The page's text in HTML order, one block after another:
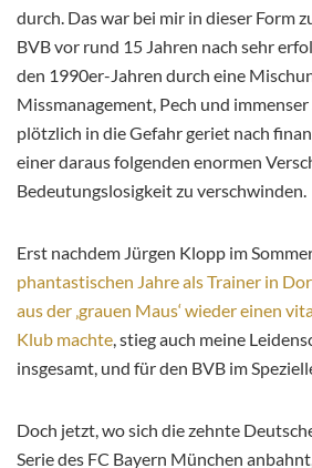
durch. Das war bei mir in dieser Form
BVB vor rund 15 Jahren nach sehr
den 1990er-Jahren durch eine
Missmanagement, Pech und
plötzlich in die Gefahr geriet nach
einer daraus folgenden enormen
Bedeutungslosigkeit zu verschwinden.
Erst nachdem Jürgen Klopp im
phantastischen Jahre als Trainer in
aus der ‚grauen Maus‘ wieder einen
Klub machte, stieg auch meine
insgesamt, und für den BVB im
Doch jetzt, wo sich die zehnte
Serie des FC Bayern München